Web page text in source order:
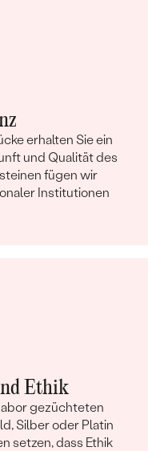
erhalten Sie ein
und Qualität des
fügen wir
Institutionen
Ethik
gezüchteten
Silber oder Platin
setzen, dass Ethik